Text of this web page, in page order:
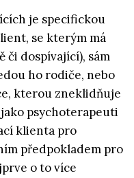
je specifickou
se kterým má
či dospívající), sám
ho rodiče, nebo
kterou zneklidňuje
psychoterapeuti
klienta pro
předpokladem pro
o to více